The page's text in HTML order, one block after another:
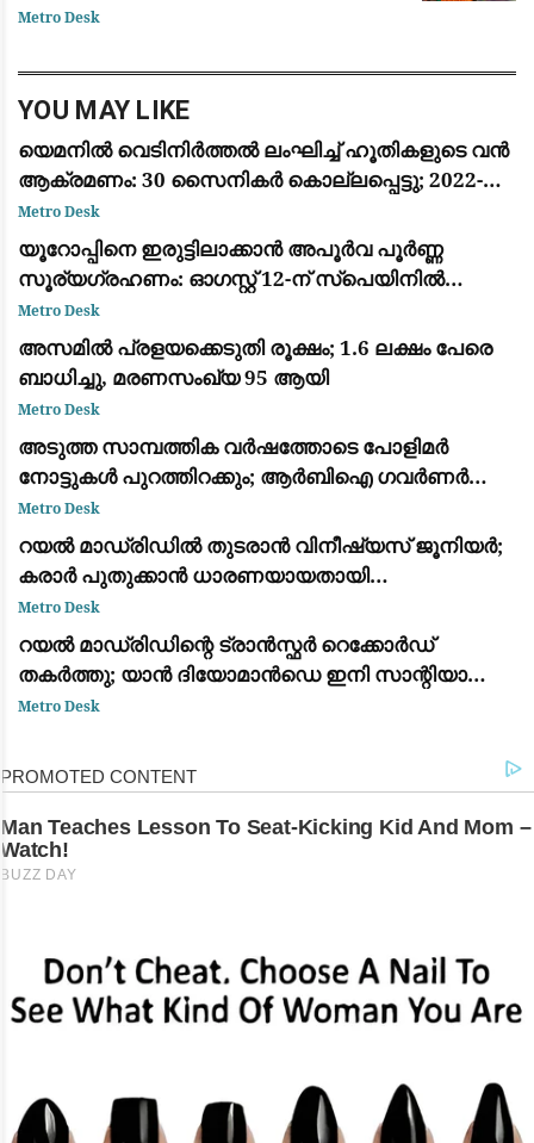
ഫോർവേഡ് യാൻ ദിയോമാൻഡെയെ (Yan
Metro Desk
YOU MAY LIKE
യെമനിൽ വെടിനിർത്തൽ ലംഘിച്ച് ഹൂതികളുടെ വൻ
ആക്രമണം: 30 സൈനികർ കൊല്ലപ്പെട്ടു; 2022-ന്
ശേഷമുള്ള ഏറ്റവും വലിയ ഏറ്റുമുട്ടൽ
Metro Desk
യൂറോപ്പിനെ ഇരുട്ടിലാക്കാൻ അപൂർവ പൂർണ്ണ
സൂര്യഗ്രഹണം: ഓഗസ്റ്റ് 12-ന് സ്പെയിനിൽ
പ്രകൃതിയുടെ വിസ്മയക്കാഴ്ച
Metro Desk
അസമിൽ പ്രളയക്കെടുതി രൂക്ഷം; 1.6 ലക്ഷം പേരെ
ബാധിച്ചു, മരണസംഖ്യ 95 ആയി
Metro Desk
അടുത്ത സാമ്പത്തിക വർഷത്തോടെ പോളിമർ
നോട്ടുകൾ പുറത്തിറക്കും; ആർബിഐ ഗവർണർ
സഞ്ജയ് മൽഹോത്ര
Metro Desk
റയൽ മാഡ്രിഡിൽ തുടരാൻ വിനീഷ്യസ് ജൂനിയർ;
കരാർ പുതുക്കാൻ ധാരണയായതായി
ഫാബ്രിസിയോ റൊമാനോയും ദ അത്‌ലറ്റിക്കും
Metro Desk
റയൽ മാഡ്രിഡിന്റെ ട്രാൻസ്ഫർ റെക്കോർഡ്
തകർത്തു; യാൻ ദിയോമാൻഡെ ഇനി സാന്റിയാഗോ
ബെർണബ്യൂവിൽ
Metro Desk